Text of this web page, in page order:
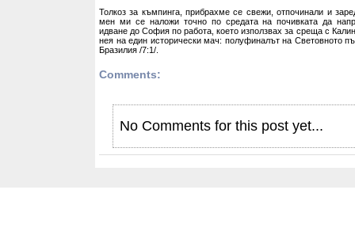
Толкоз за къмпинга, прибрахме се свежи, отпочинали и
мен ми се наложи точно по средата на почивката да
идване до София по работа, което използвах за среща с
нея на един исторически мач: полуфиналът на Световното
Бразилия /7:1/.
Comments:
No Comments for this post yet...